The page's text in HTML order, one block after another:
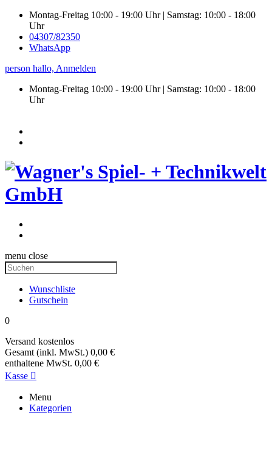
Montag-Freitag 10:00 - 19:00 Uhr | Samstag: 10:00 - 18:00
Uhr
04307/82350
WhatsApp
person hallo, Anmelden
Montag-Freitag 10:00 - 19:00 Uhr | Samstag: 10:00 - 18:00
Uhr
menu close
Wunschliste
Gutschein
0
Versand kostenlos
Gesamt (inkl. MwSt.) 0,00 €
enthaltene MwSt. 0,00 €
Kasse 
Menu
Kategorien